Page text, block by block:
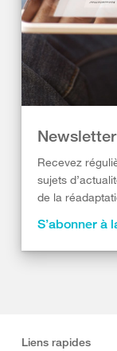
Newsletter
Recevez
sujets
de la
S’abonner à
Liens rapides